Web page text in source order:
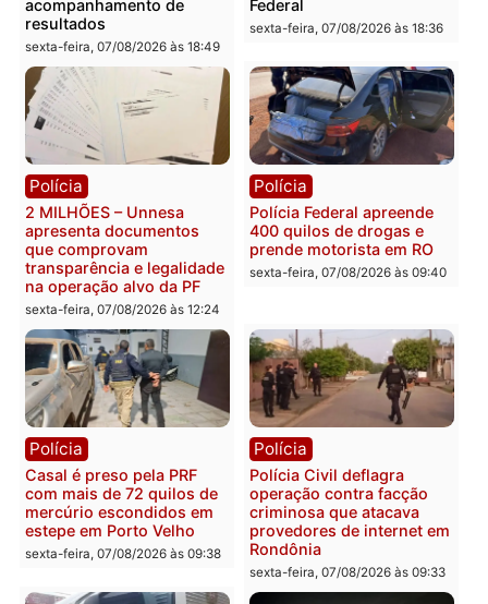
Você também vai querer ler...
Política
Marcos Rogério apresenta
228 projetos, metas
públicas e
acompanhamento de
resultados
sexta-feira, 07/08/2026 às 18:49
Política
primeiro pastor de
Rondônia na Câmara
Federal
sexta-feira, 07/08/2026 às
Polícia Polícia